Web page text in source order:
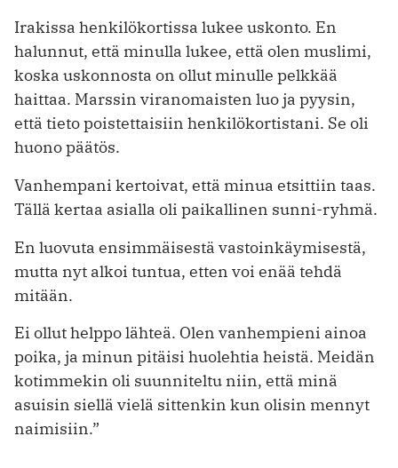
Irakissa henkilökortissa lukee uskonto. En
halunnut, että minulla lukee, että olen muslimi,
koska uskonnosta on ­ollut minulle pelkkää
haittaa. Marssin viranomaisten luo ja pyysin,
että tieto poistettaisiin henkilökortistani. Se oli
huono päätös.
Vanhempani kertoivat, että minua ­etsittiin taas.
Tällä kertaa asialla oli paikallinen sunni-ryhmä.
En luovuta ensimmäisestä vastoinkäymisestä,
mutta nyt alkoi tuntua, ­etten voi enää tehdä
mitään.
Ei ollut helppo lähteä. Olen vanhempieni ainoa
poika, ja minun pitäisi huolehtia heistä. Meidän
kotimmekin oli suunniteltu niin, että minä
asuisin siellä vielä sittenkin kun olisin mennyt
naimisiin.”